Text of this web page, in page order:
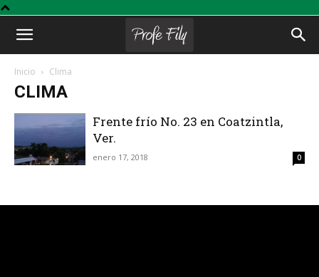
Profe
Inicio Clima
CLIMA
Frente frío No. 23 en Coatzintla,
Ver.
enero 17, 2018 0